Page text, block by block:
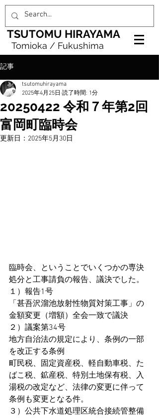
TSUTOMU HIRAYAMA
Tomioka / Fukushima
記事
20250422 令和７年第2回
富岡町臨時会
tsutomuhirayama
2025年4月25日 読了時間: 1分
更新日： 2025年5月30日
臨時会、ということでいくつかの専決
処分と工事請負の報告、議決でした。
１）報告1号
「甚吾沢溜池放射性物質対策工事」の
金額変更（増額）全会一致で議決
２）議案第34号
地方自治法の規定により、条例の一部
を改正する条例
町民税、固定資産税、軽自動車税、た
ばこ税、鉱産税、特別土地保有税、入
湯税の改定など、法律の変更に伴って
条例も変更となる件。
３）公共下水道処理区統合接続管整備